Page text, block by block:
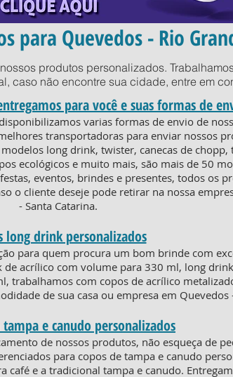
para Quevedos - Rio
produtos personalizados.
caso não encontre sua cidade, entre em
para você e suas formas de
varias formas de envio de
transportadoras para enviar nossos
long drink, twister, canecas de chopp,
ecológicos e muito mais, são mais de 50
eventos, brindes e presentes, todos os
o cliente deseje pode retirar na nossa
- Santa Catarina.
long drink personalizados
para quem procura um bom brinde com
acrílico com volume para 330 ml, long
trabalhamos com copos de acrílico
de sua casa ou empresa em Quevedos
tampa e canudo personalizados
de nossos produtos, não esqueça de
para copos de tampa e canudo
e a tradicional tampa e canudo.